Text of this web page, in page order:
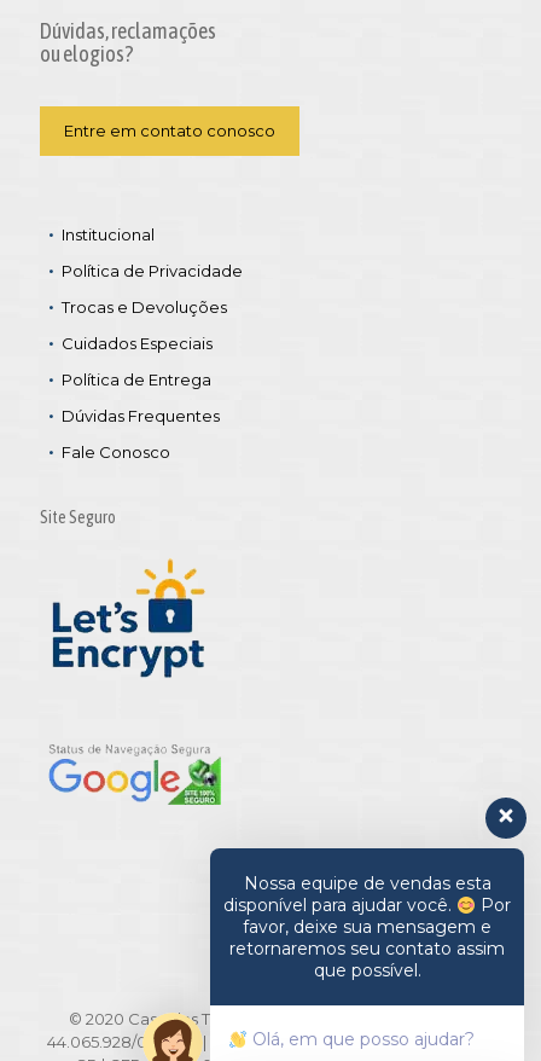
Dúvidas, reclamações
ou elogios?
Entre em contato conosco
Institucional
Política de Privacidade
Trocas e Devoluções
Cuidados Especiais
Política de Entrega
Dúvidas Frequentes
Fale Conosco
Site Seguro
© 2020 Casa das Toalhas. All Rights Reserved | CNPJ:
44.065.928/0001-20 | Rua Barão de Ladário, 516/518 - Brás -
Nossa equipe de vendas esta
disponível para ajudar você.
Por
favor, deixe sua mensagem e
retornaremos seu contato assim
que possível.
Olá, em que posso ajudar?